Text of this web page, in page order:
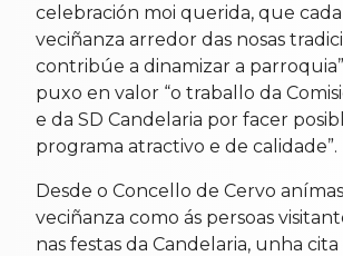
celebración moi querida, que
veciñanza arredor das nosas
contribúe a dinamizar a
puxo en valor “o traballo da
e da SD Candelaria por facer
programa atractivo e de calidade”.
Desde o Concello de Cervo
veciñanza como ás persoas
nas festas da Candelaria, unha